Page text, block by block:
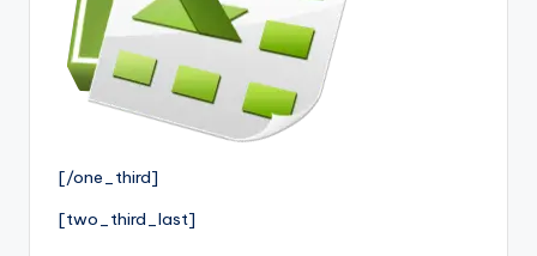
[/one_third]
[two_third_last]